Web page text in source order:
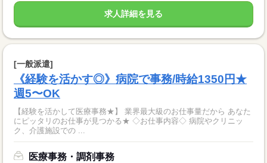
求人詳細を見る
[一般派遣]
《経験を活かす◎》病院で事務/時給1350円★
週5〜OK
【経験を活かして医療事務★】 業界最大級のお仕事量だから あなた
にピッタリのお仕事が見つかる★ ◇お仕事内容◇ 病院やクリニッ
ク、介護施設での ...
医療事務・調剤事務